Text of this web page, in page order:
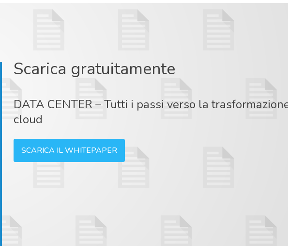
Scarica gratuitamente
DATA CENTER – Tutti i passi verso la
cloud
SCARICA IL WHITEPAPER